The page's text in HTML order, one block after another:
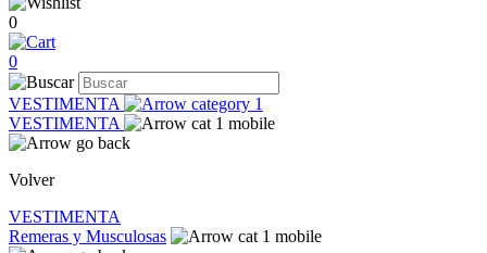
0
0
VESTIMENTA
VESTIMENTA
Volver
VESTIMENTA
Remeras y Musculosas